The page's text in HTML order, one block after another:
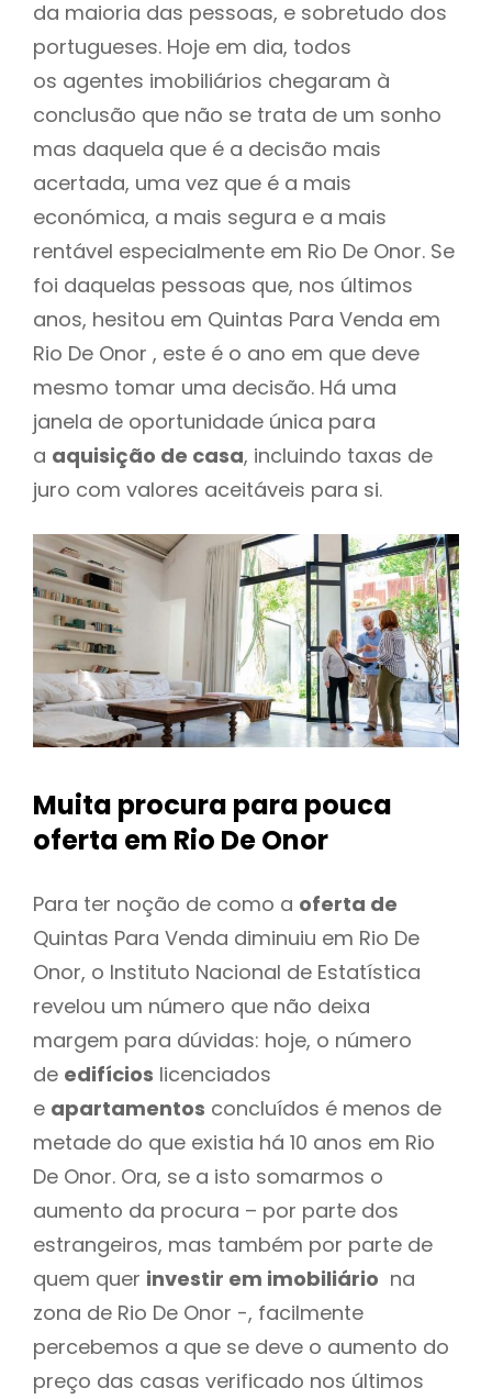
da maioria das pessoas, e sobretudo dos
portugueses. Hoje em dia, todos
os agentes imobiliários chegaram à
conclusão que não se trata de um sonho
mas daquela que é a decisão mais
acertada, uma vez que é a mais
económica, a mais segura e a mais
rentável especialmente em Rio De Onor. Se
foi daquelas pessoas que, nos últimos
anos, hesitou em Quintas Para Venda em
Rio De Onor , este é o ano em que deve
mesmo tomar uma decisão. Há uma
janela de oportunidade única para
a aquisição de casa, incluindo taxas de
juro com valores aceitáveis para si.
Muita procura para pouca
oferta em Rio De Onor
Para ter noção de como a oferta de
Quintas Para Venda diminuiu em Rio De
Onor, o Instituto Nacional de Estatística
revelou um número que não deixa
margem para dúvidas: hoje, o número
de edifícios licenciados
e apartamentos concluídos é menos de
metade do que existia há 10 anos em Rio
De Onor. Ora, se a isto somarmos o
aumento da procura – por parte dos
estrangeiros, mas também por parte de
quem quer investir em imobiliário na
zona de Rio De Onor -, facilmente
percebemos a que se deve o aumento do
preço das casas verificado nos últimos